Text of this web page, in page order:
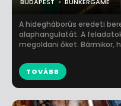
A hidegháborús eredeti
alaphangulatát. A
megoldani őket. Bármikor,
TOVÁBB